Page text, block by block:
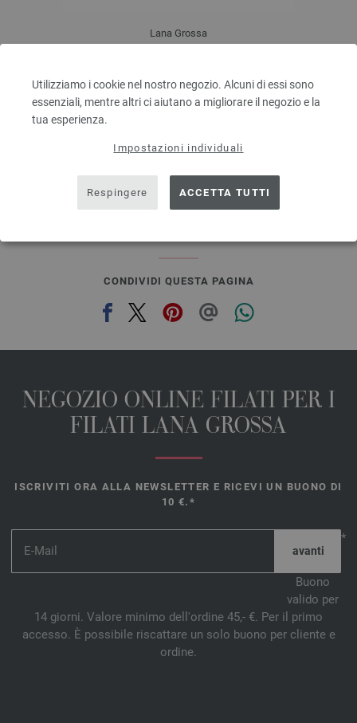
Utilizziamo i cookie nel nostro negozio. Alcuni di essi sono
essenziali, mentre altri ci aiutano a migliorare il negozio e la
tua esperienza.
Impostazioni individuali
Respingere ACCETTA TUTTI
Lana Grossa
Quantità in metri: ca. 80 m / 50 g
Dimensioni d’aghi: 4,5 - 5,5
escl. IVA., più. spese di spedizione, Prezzo di base:
CONDIVIDI QUESTA PAGINA
NEGOZIO ONLINE FILATI PER I
FILATI LANA GROSSA
ISCRIVITI ORA ALLA NEWSLETTER E RICEVI UN BUONO DI
10 €.*
*
Buono
valido per
14 giorni. Valore minimo dell'ordine 45,- €. Per il primo
accesso. È possibile riscattare un solo buono per cliente e
ordine.